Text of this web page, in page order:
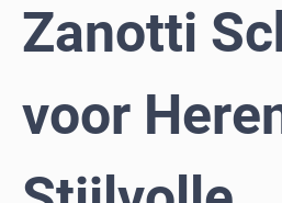
Zanotti
voor